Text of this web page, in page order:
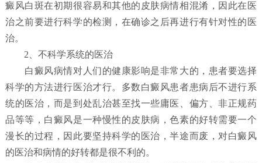
癜风白斑在初期很容易和其他的皮肤病情相混淆，因此在医
治之前要进行科学的检测，在确诊之后再进行有针对性的医
治。
2、不科学系统的医治
白癜风病情对人们的健康影响是非常大的，患者要选择
科学的方法进行医治才行。多数白癜风患者患病后不进行系
统的医治，而是到处乱治甚至找一些庸医、偏方、非正规药
品等等，白癜风是一种慢性的皮肤病，色素的好转需要一个
漫长的过程，因此要坚持科学的医治，半途而废，对白癜风
的医治和病情的好转都是很不利的。